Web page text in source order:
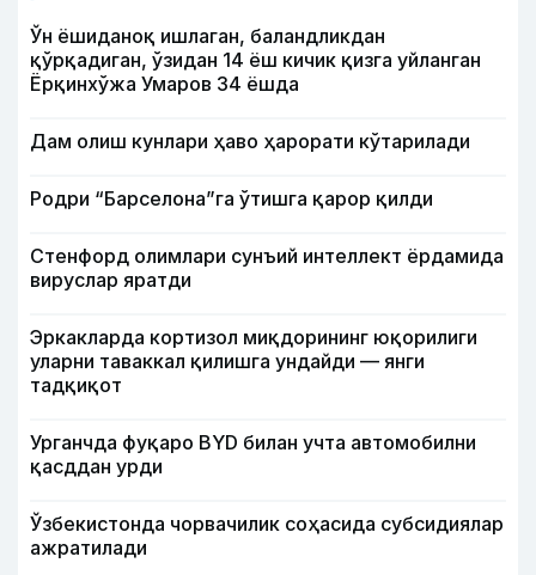
Ўн ёшиданоқ ишлаган, баландликдан
қўрқадиган, ўзидан 14 ёш кичик қизга уйланган
Ёрқинхўжа Умаров 34 ёшда
Дам олиш кунлари ҳаво ҳарорати кўтарилади
Родри “Барселона”га ўтишга қарор қилди
Стенфорд олимлари сунъий интеллект ёрдамида
вируслар яратди
Эркакларда кортизол миқдорининг юқорилиги
уларни таваккал қилишга ундайди — янги
тадқиқот
Урганчда фуқаро BYD билан учта автомобилни
қасддан урди
Ўзбекистонда чорвачилик соҳасида субсидиялар
ажратилади